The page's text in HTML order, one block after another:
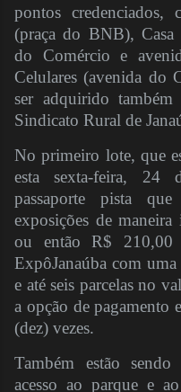
pontos
(praça do BNB),
do Comércio e
Celulares (avenida do
ser adquirido
Sindicato Rural de
No primeiro lote, que
esta sexta-feira,
passaporte pista
exposições de
ou então R$ 210,00
ExpôJanaúba com
e até seis parcelas no
a opção de pagamento
(dez) vezes.
Também estão
acesso ao parque e